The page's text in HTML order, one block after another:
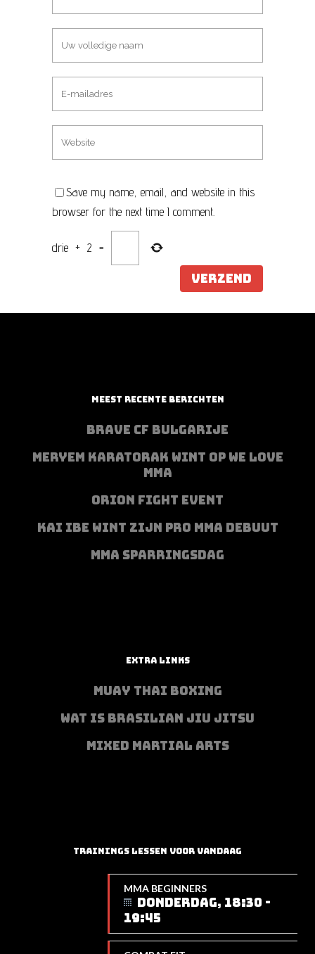
Save my name, email, and website in this
browser for the next time I comment.
drie + 2 =
MEEST RECENTE BERICHTEN
BRAVE CF BULGARIJE
MERYEM KARATORAK WINT OP WE LOVE
MMA
ORION FIGHT EVENT
KAI IBE WINT ZIJN PRO MMA DEBUUT
MMA SPARRINGSDAG
EXTRA LINKS
MUAY THAI BOXING
WAT IS BRASILIAN JIU JITSU
MIXED MARTIAL ARTS
TRAININGS LESSEN VOOR VANDAAG
MMA BEGINNERS
DONDERDAG, 18:30 -
19:45